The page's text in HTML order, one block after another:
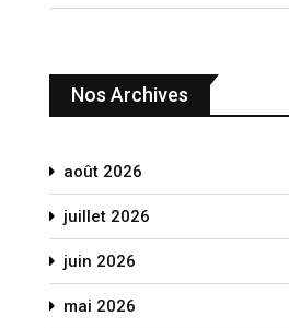
Nos Archives
août 2026
juillet 2026
juin 2026
mai 2026